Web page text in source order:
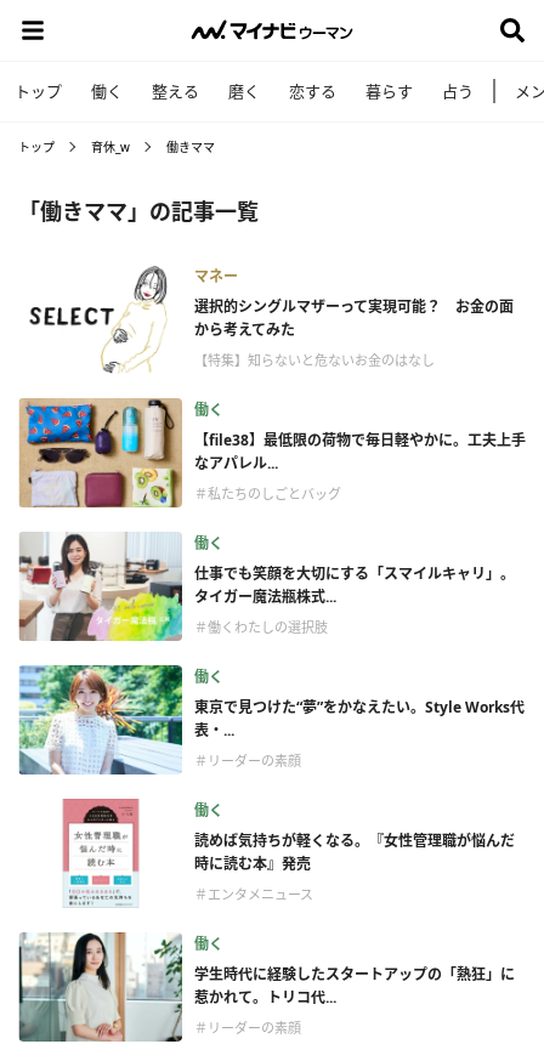
トップ 働く 整える 磨く 恋する 暮らす 占う メ
トップ 育休_w 働きママ
「働きママ」の記事一覧
マネー
選択的シングルマザーって実現可能？ お金の面
から考えてみた
【特集】知らないと危ないお金のはなし
働く
【file38】最低限の荷物で毎日軽やかに。工夫上手
なアパレル...
＃私たちのしごとバッグ
働く
仕事でも笑顔を大切にする「スマイルキャリ」。
タイガー魔法瓶株式...
＃働くわたしの選択肢
働く
東京で見つけた“夢”をかなえたい。Style Works代
表・...
＃リーダーの素顔
働く
読めば気持ちが軽くなる。『女性管理職が悩んだ
時に読む本』発売
＃エンタメニュース
働く
学生時代に経験したスタートアップの「熱狂」に
惹かれて。トリコ代...
＃リーダーの素顔